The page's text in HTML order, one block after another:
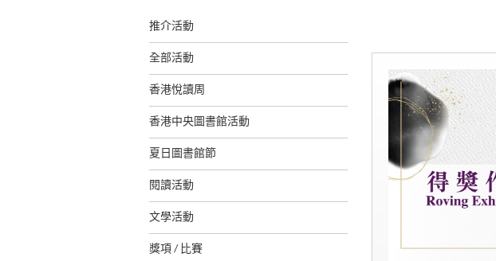
推介活動
全部活動
香港悅讀周
香港中央圖書館活動
夏日圖書館節
閱讀活動
文學活動
獎項 / 比賽